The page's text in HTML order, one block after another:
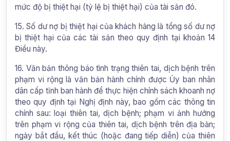
mức độ bị thiệt hại (tỷ lệ bị thiệt hại) của tài sản đó.
15. Số dư nợ bị thiệt hại của khách hàng là tổng số dư nợ
bị thiệt hại của các tài sản theo quy định tại khoản 14
Điều này.
16. Văn bản thông báo tình trạng thiên tai, dịch bệnh trên
phạm vi rộng là văn bản hành chính được Ủy ban nhân
dân cấp tỉnh ban hành để thực hiện chính sách khoanh nợ
theo quy định tại Nghị định này, bao gồm các thông tin
chính sau: loại thiên tai, dịch bệnh; phạm vi ảnh hưởng
trên phạm vi rộng của thiên tai, dịch bệnh trên địa bàn;
ngày bắt đầu, kết thúc (hoặc đang tiếp diễn) của thiên